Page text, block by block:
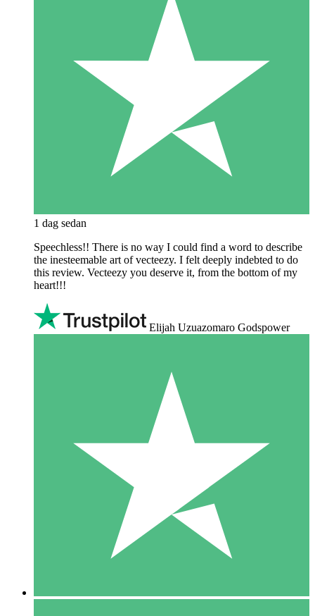
1 dag sedan
Speechless!! There is no way I could find a word to describe
the inesteemable art of vecteezy. I felt deeply indebted to do
this review. Vecteezy you deserve it, from the bottom of my
heart!!!
Elijah Uzuazomaro Godspower